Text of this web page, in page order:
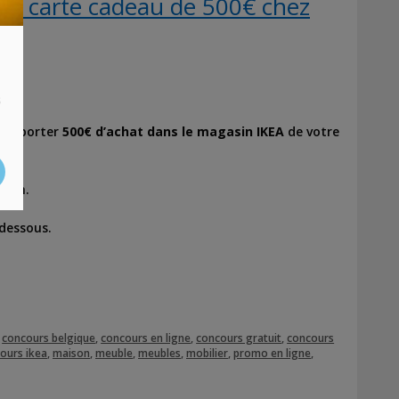
500€ d’achat dans le magasin IKEA de votre
concours belgique concours en ligne concours gratuit concours
ikea maison meuble meubles mobilier promo en ligne